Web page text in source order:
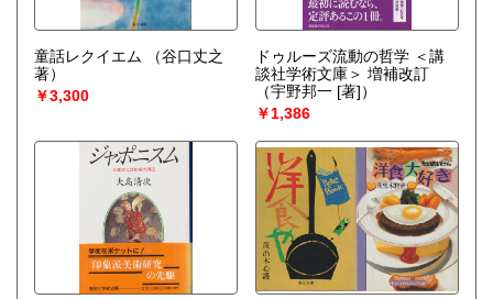
童話レクイエム
（谷口丈之
著）
￥3,300
ドゥルーズ流動の哲学 ＜講
談社学術文庫＞ 増補改訂
（宇野邦一 [著]）
￥1,386